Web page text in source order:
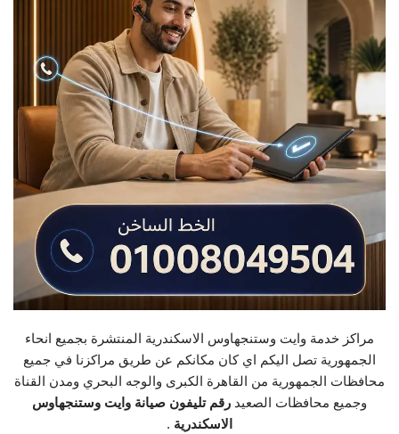
مراكز خدمة وايت وستنجهاوس الاسكندرية المنتشرة بجميع انحاء
الجمهورية تصل اليكم اي كان مكانكم عن طريق مراكزنا في جميع
محافظات الجمهورية من القاهرة الكبرى والوجه البحري ومدن القناة
وجميع محافظات الصعيد رقم تليفون صيانة وايت وستنجهاوس
الاسكندرية .